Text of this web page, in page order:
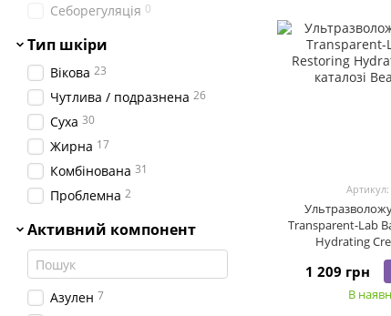
Артикул:
Transparent-Lab
Hydrating
1 209 грн
В
Себорегуляція 0
Тип шкіри
Вікова 23
Чутлива / подразнена 26
Суха 30
Жирна 17
Комбінована 31
Проблемна 2
Активний компонент
Азулен 7